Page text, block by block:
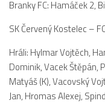
A tým
Zápasy MA 2026/27
Branky FC: Hamáček 2,
SK Červený Kostelec –
Hráli: Hylmar Vojtěch,
Dominik, Vacek Štěpán,
Matyáš (K), Vacovský
Jan, Hromas Alexej,